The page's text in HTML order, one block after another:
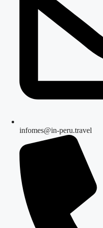
infomes@in-peru.travel